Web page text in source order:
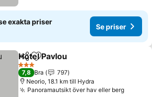
exakta priser
Se priser
Dela Lägg till i Mina Favoriter
Hotel Pavlou
3 Stjärnor
7,8 Bra
797
Neorio, 18.1 km till Hydra
Panoramautsikt över hav eller bergSe